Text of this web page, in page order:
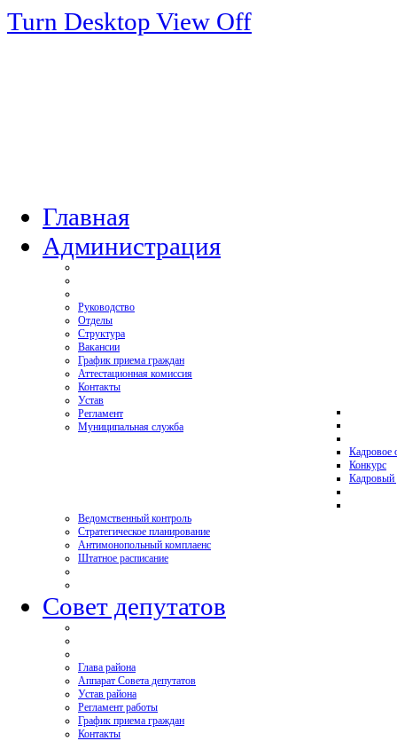
Turn Desktop View Off
Главная
Администрация
Руководство
Отделы
Структура
Вакансии
График приема граждан
Аттестационная комиссия
Контакты
Устав
Регламент
Муниципальная служба
Кадровое
Конкурс
Кадровый
Ведомственный контроль
Стратегическое планирование
Антимонопольный комплаенс
Штатное расписание
Совет депутатов
Глава района
Аппарат Совета депутатов
Устав района
Регламент работы
График приема граждан
Контакты